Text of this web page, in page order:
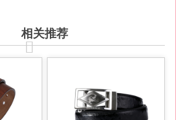
相关推荐